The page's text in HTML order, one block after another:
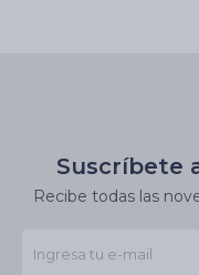
Suscríbete
Recibe todas las